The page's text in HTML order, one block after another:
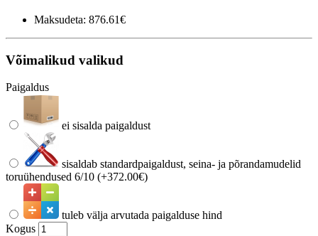
Maksudeta: 876.61€
Võimalikud valikud
Paigaldus
ei sisalda paigaldust
sisaldab standardpaigaldust, seina- ja põrandamudelid
toruühendused 6/10 (+372.00€)
tuleb välja arvutada paigalduse hind
Kogus